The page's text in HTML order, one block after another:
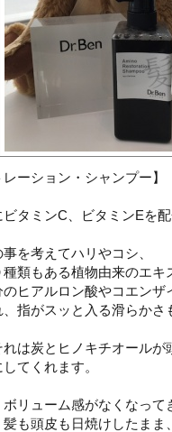
レーション・シャンプー】
タミンC、ビタミンEを
を考えてハリやコシ、
類もある植物由来のエキ
ヒアルロン酸やコエンザ
指がスッと入る滑らか
は炭とヒノキチオールが
てくれます。
リューム感がなくなって
も頭皮も日焼けしたまま